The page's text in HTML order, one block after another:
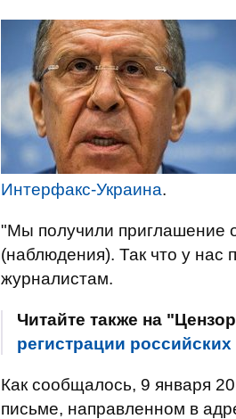
Интерфакс-Украина.
"Мы получили приглашение
(наблюдения). Так что у нас
журналистам.
Читайте также на
регистрации
Как сообщалось, 9 января
письме, направленном в